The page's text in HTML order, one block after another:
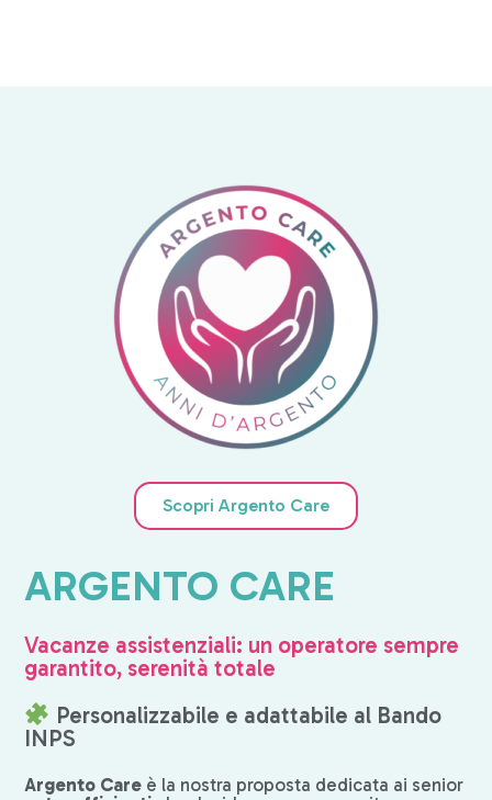
Scopri Argento Care
ARGENTO CARE
Vacanze assistenziali: un operatore sempre
garantito, serenità totale
Personalizzabile e adattabile al Bando
INPS
Argento Care è la nostra proposta dedicata ai senior